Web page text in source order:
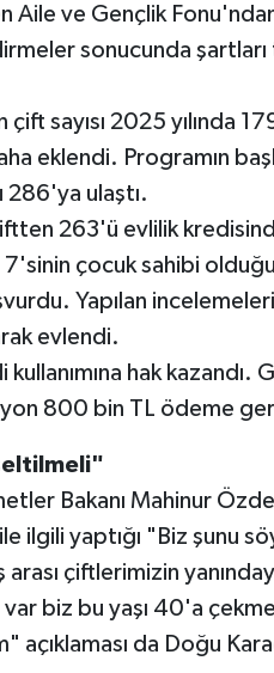
ve Gençlik
sonucunda şartları
sayısı 2025 yılında
eklendi. Programın
286'ya ulaştı.
263'ü evlilik
çocuk sahibi
Yapılan
evlendi.
hak kazandı.
800 bin TL ödeme
Bakanı Mahinur
ilgili yaptığı "Biz şunu
çiftlerimizin
biz bu yaşı 40'a
açıklaması da Doğu